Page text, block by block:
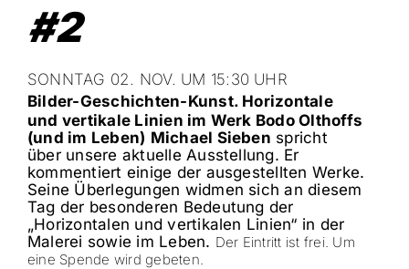
#2
SONNTAG 02. NOV. UM 15:30 UHR
Bilder-Geschichten-Kunst. Horizontale
und vertikale Linien im Werk Bodo Olthoffs
(und im Leben) Michael Sieben spricht
über unsere aktuelle Ausstellung. Er
kommentiert einige der ausgestellten Werke.
Seine Überlegungen widmen sich an diesem
Tag der besonderen Bedeutung der
„Horizontalen und vertikalen Linien“ in der
Malerei sowie im Leben. Der Eintritt ist frei. Um
eine Spende wird gebeten.